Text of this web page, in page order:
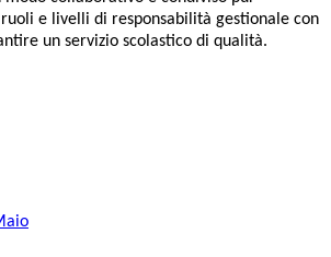
e livelli di responsabilità gestionale con
un servizio scolastico di qualità.